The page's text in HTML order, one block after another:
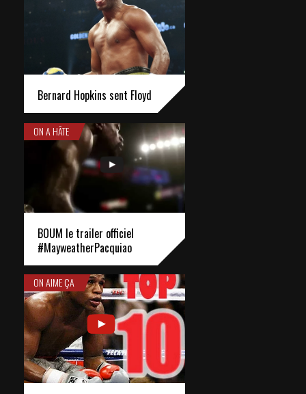
Bernard Hopkins sent Floyd
ON A HÂTE
BOUM le trailer officiel
#MayweatherPacquiao
ON AIME ÇA